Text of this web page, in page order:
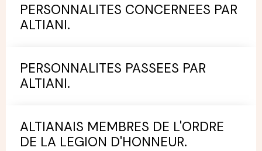
PERSONNALITES CONCERNEES PAR
ALTIANI.
PERSONNALITES PASSEES PAR
ALTIANI.
ALTIANAIS MEMBRES DE L'ORDRE
DE LA LEGION D'HONNEUR.